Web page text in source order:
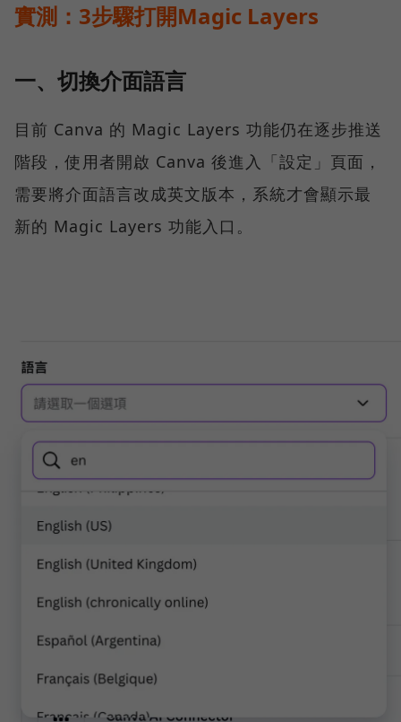
實測：3步驟打開Magic Layers
一、切換介面語言
目前 Canva 的 Magic Layers 功能仍在逐步推送
階段，使用者開啟 Canva 後進入「設定」頁面，
需要將介面語言改成英文版本，系統才會顯示最
新的 Magic Layers 功能入口。